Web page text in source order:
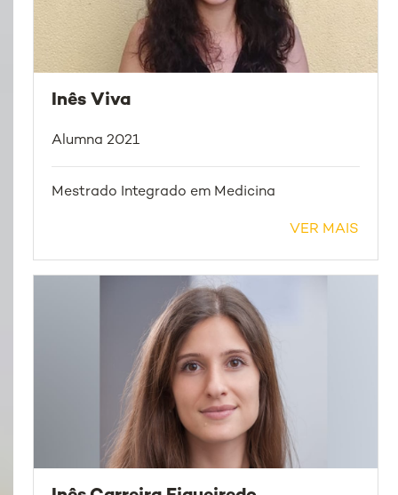
Inês Viva
Alumna 2021
Mestrado Integrado em Medicina
VER MAIS